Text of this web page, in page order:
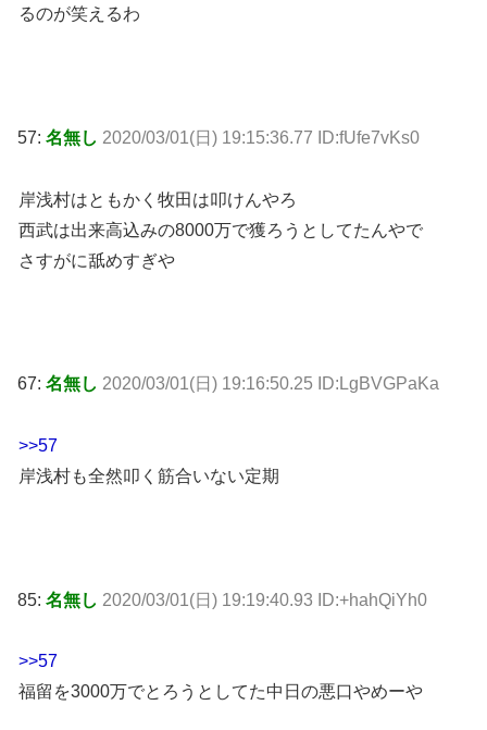
るのが笑えるわ
57: 名無し 2020/03/01(日) 19:15:36.77 ID:fUfe7vKs0
岸浅村はともかく牧田は叩けんやろ
西武は出来高込みの8000万で獲ろうとしてたんやで
さすがに舐めすぎや
67: 名無し 2020/03/01(日) 19:16:50.25 ID:LgBVGPaKa
>>57
岸浅村も全然叩く筋合いない定期
85: 名無し 2020/03/01(日) 19:19:40.93 ID:+hahQiYh0
>>57
福留を3000万でとろうとしてた中日の悪口やめーや